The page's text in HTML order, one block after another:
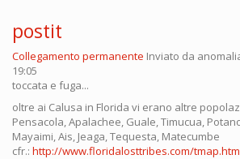
postit
Collegamento permanente Inviato da
19:05
toccata e fuga...
oltre ai Calusa in Florida vi erano altre
Pensacola, Apalachee, Guale, Timucua,
Mayaimi, Ais, Jeaga, Tequesta, Matecumbe
cfr.: http://www.floridalosttribes.com/tmap.htm